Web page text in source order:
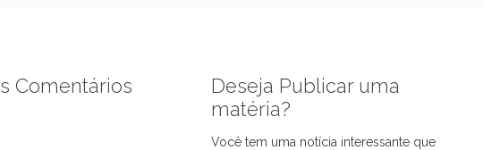
Comentários
Deseja Publicar uma
matéria?
Você tem uma notícia interessante que